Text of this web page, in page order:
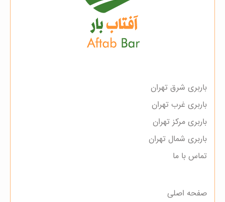
باربری شرق تهران
باربری غرب تهران
باربری مرکز تهران
باربری شمال تهران
تماس با ما
صفحه اصلی